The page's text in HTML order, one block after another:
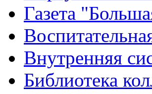
Газета
Внутренняя
Библиотека